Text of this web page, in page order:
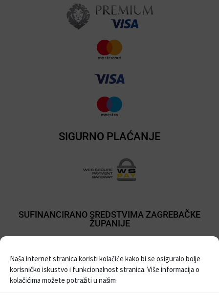
Naša internet stranica koristi kolačiće kako bi se osiguralo bolje
korisničko iskustvo i funkcionalnost stranica. Više informacija o
kolačićima možete potražiti u našim
SIGURNO PLAĆANJE
SUFINANCIRANO SREDSTVIMA ZAGREBAČKE
ŽUPANIJE